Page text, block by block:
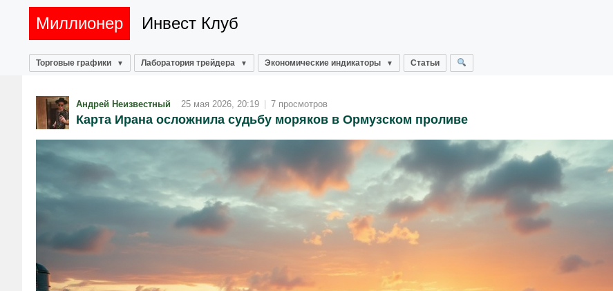
Миллионер Инвест Клуб
Торговые графики Лаборатория трейдера Экономические индикаторы Статьи
Андрей Неизвестный 25 мая 2026, 20:19 | 7 просмотров
Карта Ирана осложнила судьбу моряков в Ормузском проливе